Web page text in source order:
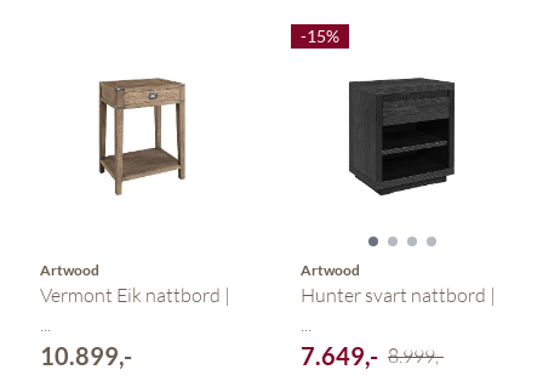
Artwood
Vermont Eik nattbord |
...
10.899,-
-15%
Artwood
Hunter svart nattbord |
...
7.649,- 8.999,-